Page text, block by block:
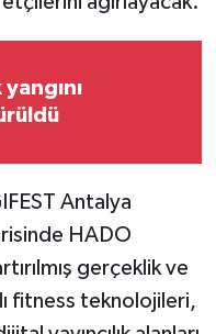
yangını
Antalya
HADO
gerçeklik ve
fitness teknolojileri,